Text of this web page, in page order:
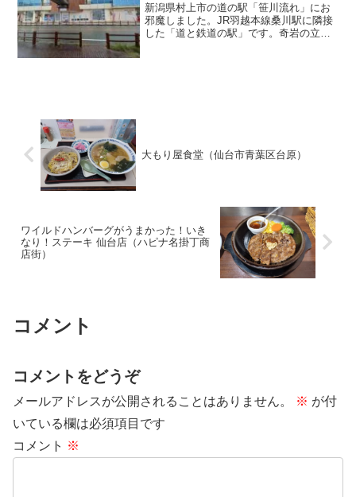
新潟県村上市の道の駅「笹川流れ」にお
邪魔しました。JR羽越本線桑川駅に隣接
した「道と鉄道の駅」です。奇岩の立ち
大もり屋食堂（仙台市青葉区台原）
ワイルドハンバーグがうまかった！いき
なり！ステーキ 仙台店（ハピナ名掛丁商
店街）
コメント
コメントをどうぞ
メールアドレスが公開されることはありません。 ※ が付
いている欄は必須項目です
コメント ※